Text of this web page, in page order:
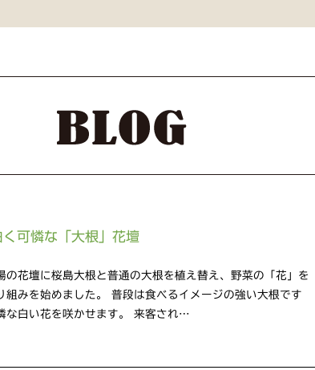
可憐な「大根」花壇
の花壇に桜島大根と普通の大根を植え替え、野菜の「花」を
組みを始めました。 普段は食べるイメージの強い大根です
な白い花を咲かせます。 来客され…